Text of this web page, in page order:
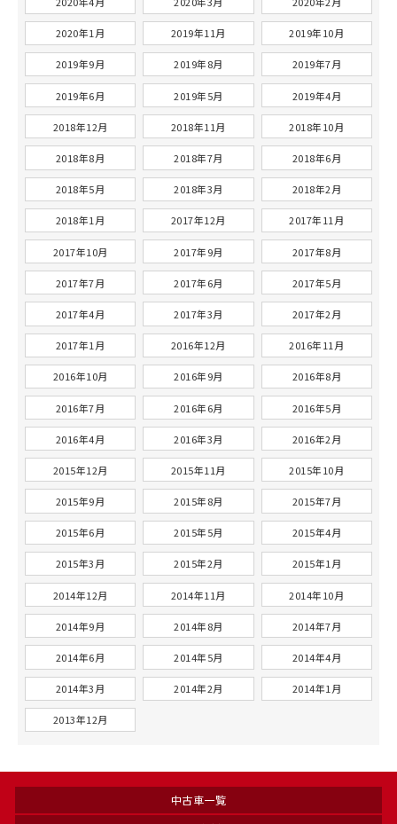
2020年1月 2019年11月 2019年10月
2019年9月 2019年8月 2019年7月
2019年6月 2019年5月 2019年4月
2018年12月 2018年11月 2018年10月
2018年8月 2018年7月 2018年6月
2018年5月 2018年3月 2018年2月
2018年1月 2017年12月 2017年11月
2017年10月 2017年9月 2017年8月
2017年7月 2017年6月 2017年5月
2017年4月 2017年3月 2017年2月
2017年1月 2016年12月 2016年11月
2016年10月 2016年9月 2016年8月
2016年7月 2016年6月 2016年5月
2016年4月 2016年3月 2016年2月
2015年12月 2015年11月 2015年10月
2015年9月 2015年8月 2015年7月
2015年6月 2015年5月 2015年4月
2015年3月 2015年2月 2015年1月
2014年12月 2014年11月 2014年10月
2014年9月 2014年8月 2014年7月
2014年6月 2014年5月 2014年4月
2014年3月 2014年2月 2014年1月
2013年12月
中古車一覧